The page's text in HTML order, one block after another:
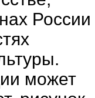
России
может